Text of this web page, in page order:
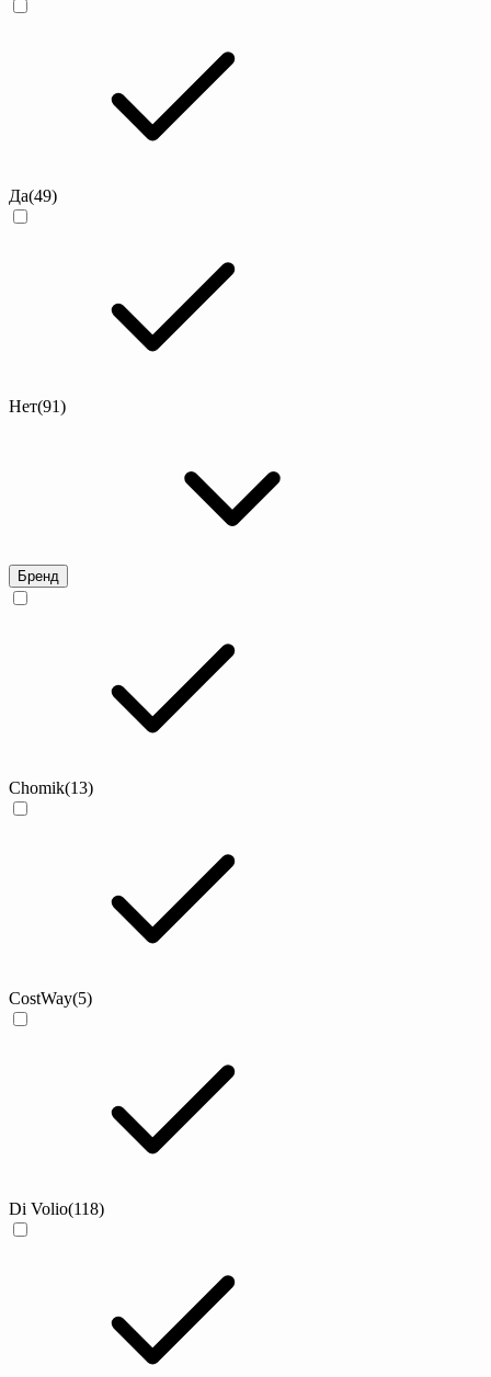
Да(49)
Нет(91)
Бренд
Chomik(13)
CostWay(5)
Di Volio(118)